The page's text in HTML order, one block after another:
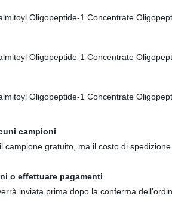
campioni
campione gratuito, ma il costo di
o effettuare pagamenti
inviata prima dopo la conferma